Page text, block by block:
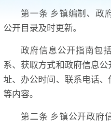
第一条 乡镇编制、政
公开目录及时更新。
政府信息公开指南包
系、获取方式和政府信息
址、办公时间、联系电话
等内容。
第二条 乡镇公开政府